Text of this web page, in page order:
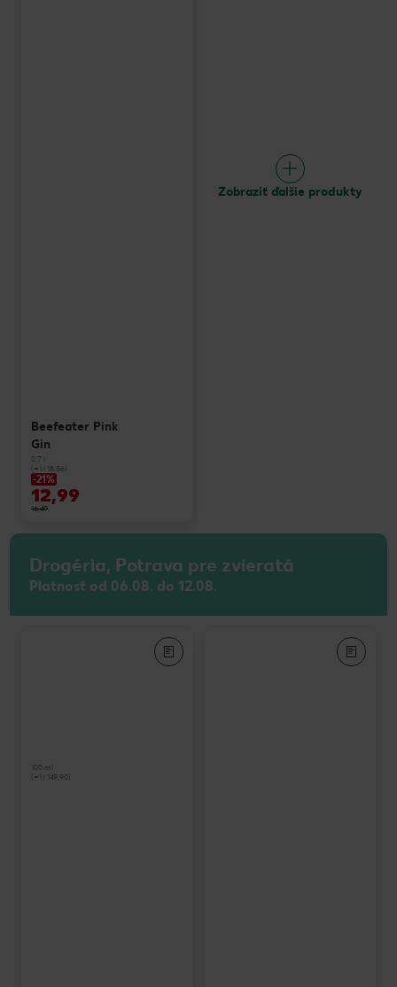
Beefeater Pink
Gin
0,7 l
(=1 l 18,56)
-21%
12,99
16,49
Zobraziť ďalšie produkty
Drogéria, Potrava pre zvieratá
Platnosť od 06.08. do 12.08.
100 ml
(=1 l 149,90)